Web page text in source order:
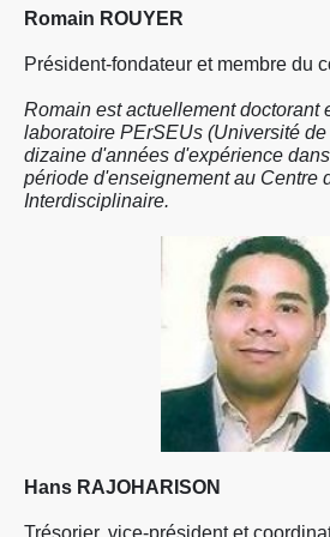
Romain ROUYER
Président-fondateur et membre du
Romain est actuellement doctorant
laboratoire PErSEUs (Université
dizaine d'années d'expérience
période d'enseignement au Centre
Interdisciplinaire.
Hans RAJOHARISON
Trésorier, vice-président et